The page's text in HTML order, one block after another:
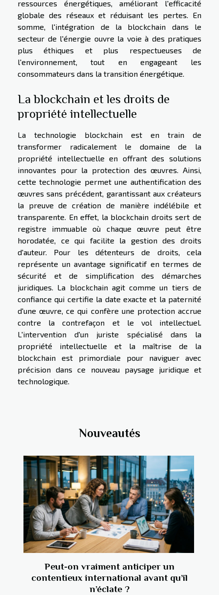
ressources énergétiques, améliorant l'efficacité
globale des réseaux et réduisant les pertes. En
somme, l'intégration de la blockchain dans le
secteur de l'énergie ouvre la voie à des pratiques
plus éthiques et plus respectueuses de
l'environnement, tout en engageant les
consommateurs dans la transition énergétique.
La blockchain et les droits de
propriété intellectuelle
La technologie blockchain est en train de
transformer radicalement le domaine de la
propriété intellectuelle en offrant des solutions
innovantes pour la protection des œuvres. Ainsi,
cette technologie permet une authentification des
œuvres sans précédent, garantissant aux créateurs
la preuve de création de manière indélébile et
transparente. En effet, la blockchain droits sert de
registre immuable où chaque œuvre peut être
horodatée, ce qui facilite la gestion des droits
d'auteur. Pour les détenteurs de droits, cela
représente un avantage significatif en termes de
sécurité et de simplification des démarches
juridiques. La blockchain agit comme un tiers de
confiance qui certifie la date exacte et la paternité
d'une œuvre, ce qui confère une protection accrue
contre la contrefaçon et le vol intellectuel.
L'intervention d'un juriste spécialisé dans la
propriété intellectuelle et la maîtrise de la
blockchain est primordiale pour naviguer avec
précision dans ce nouveau paysage juridique et
technologique.
Nouveautés
Peut-on vraiment anticiper un
contentieux international avant qu’il
n’éclate ?